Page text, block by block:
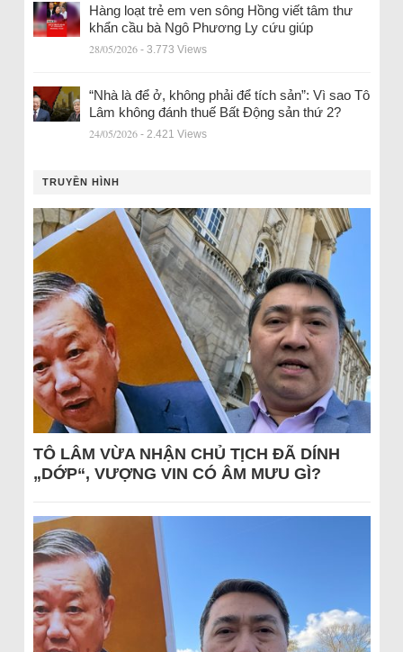
Hàng loạt trẻ em ven sông Hồng viết tâm thư
khẩn cầu bà Ngô Phương Ly cứu giúp
28/05/2026 - 3.773 Views
“Nhà là để ở, không phải để tích sản”: Vì sao Tô
Lâm không đánh thuế Bất Động sản thứ 2?
24/05/2026 - 2.421 Views
TRUYỀN HÌNH
TÔ LÂM VỪA NHẬN CHỦ TỊCH ĐÃ DÍNH
„DỚP“, VƯỢNG VIN CÓ ÂM MƯU GÌ?